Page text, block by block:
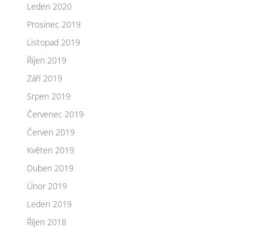
Leden 2020
Prosinec 2019
Listopad 2019
Říjen 2019
Září 2019
Srpen 2019
Červenec 2019
Červen 2019
Květen 2019
Duben 2019
Únor 2019
Leden 2019
Říjen 2018